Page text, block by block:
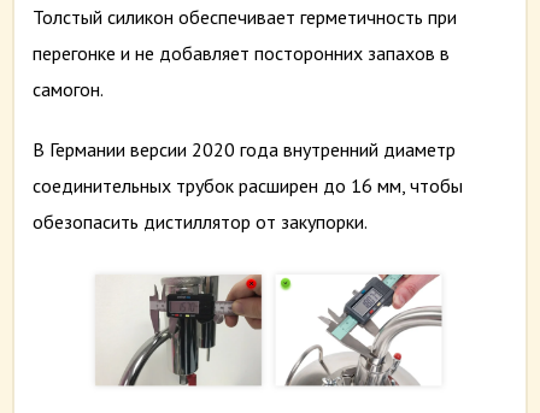
Толстый силикон обеспечивает герметичность при
перегонке и не добавляет посторонних запахов в
самогон.
В Германии версии 2020 года внутренний диаметр
соединительных трубок расширен до 16 мм, чтобы
обезопасить дистиллятор от закупорки.